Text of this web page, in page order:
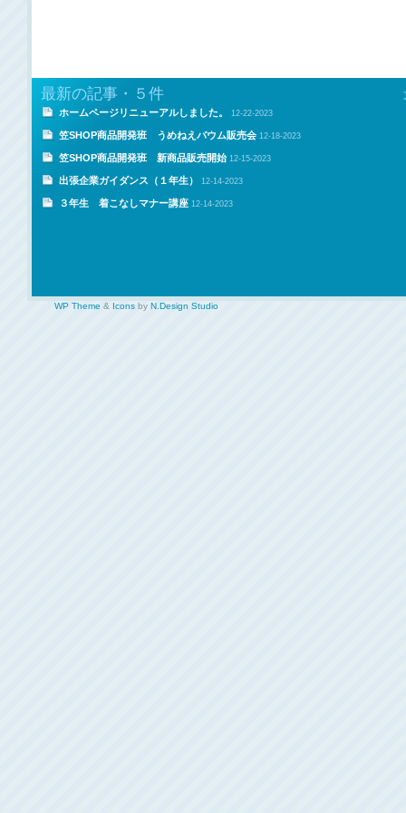
最新の記事・５件
ホームページリニューアルしました。 12-22-2023
笠SHOP商品開発班 うめねえバウム販売会 12-18-2023
笠SHOP商品開発班 新商品販売開始 12-15-2023
出張企業ガイダンス（１年生） 12-14-2023
３年生 着こなしマナー講座 12-14-2023
WP Theme & Icons by N.Design Studio